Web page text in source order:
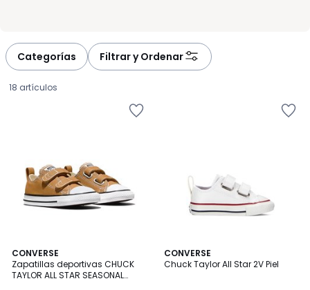
Categorías Filtrar y Ordenar
18 artículos
CONVERSE
Zapatillas deportivas CHUCK
TAYLOR ALL STAR SEASONAL
2
Colores
CONVERSE
Chuck Taylor All Star 2V Piel
4,6
/ 5